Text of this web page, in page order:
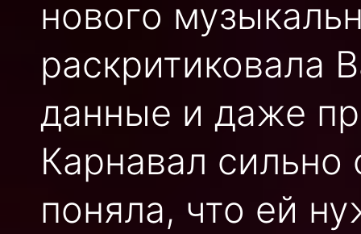
нового
раскритиковала
данные и даже
Карнавал
поняла, что ей